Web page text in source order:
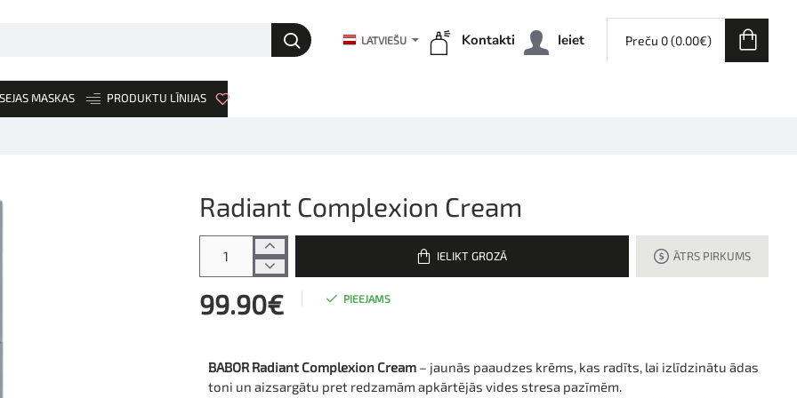
LATVIEŠU Kontakti Ieiet Preču 0 (0.00€)
SEJAS MASKAS PRODUKTU LĪNIJAS
Radiant Complexion Cream
99.90€ PIEEJAMS
IELIKT GROZĀ ĀTRS PIRKUMS
BABOR Radiant Complexion Cream – jaunās paaudzes krēms, kas radīts, lai izlīdzinātu ādas
toni un aizsargātu pret redzamām apkārtējās vides stresa pazīmēm.